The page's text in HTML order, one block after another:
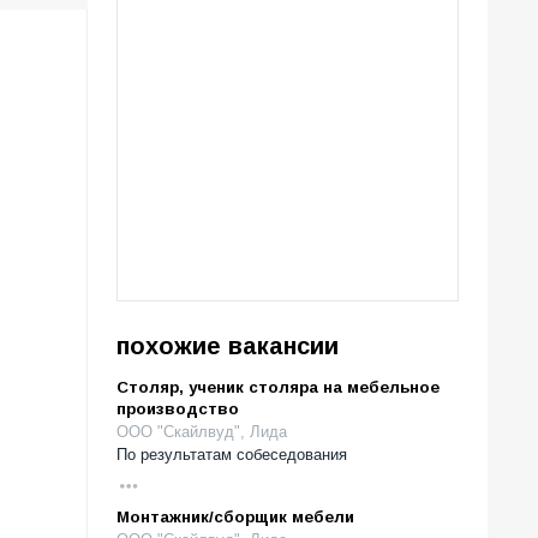
похожие вакансии
Столяр, ученик столяра на мебельное
производство
ООО "Скайлвуд", Лида
По результатам собеседования
Монтажник/сборщик мебели